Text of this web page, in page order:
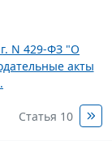
N 429-ФЗ "О
акты
Статья 10